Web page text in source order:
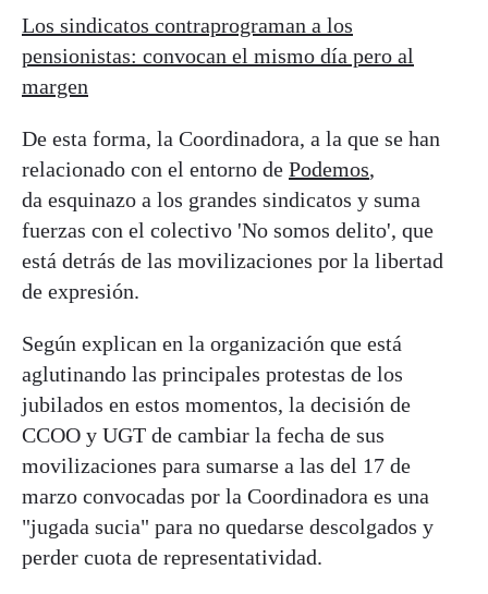
Los sindicatos contraprograman a los
pensionistas: convocan el mismo día pero al
margen
De esta forma, la Coordinadora, a la que se han
relacionado con el entorno de Podemos,
da esquinazo a los grandes sindicatos y suma
fuerzas con el colectivo 'No somos delito', que
está detrás de las movilizaciones por la libertad
de expresión.
Según explican en la organización que está
aglutinando las principales protestas de los
jubilados en estos momentos, la decisión de
CCOO y UGT de cambiar la fecha de sus
movilizaciones para sumarse a las del 17 de
marzo convocadas por la Coordinadora es una
"jugada sucia" para no quedarse descolgados y
perder cuota de representatividad.